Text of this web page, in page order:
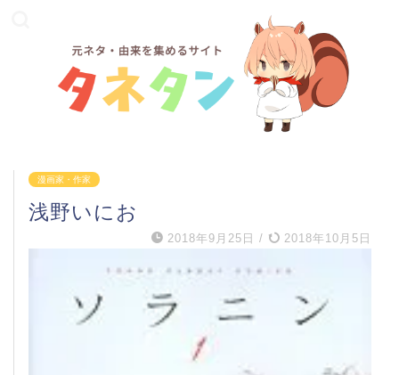
漫画家・作家
浅野いにお
2018年9月25日 / 2018年10月5日